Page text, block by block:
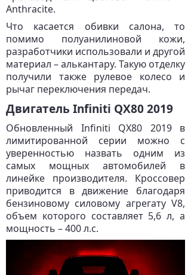
Anthracite.
Что касается обивки салона, то
помимо полуанилиновой кожи,
разработчики использовали и другой
материал – алькантару. Такую отделку
получили также рулевое колесо и
рычаг переключения передач.
Двигатель Infiniti QX80 2019
Обновленный Infiniti QX80 2019 в
лимитированной серии можно с
уверенностью назвать одним из
самых мощных автомобилей в
линейке производителя. Кроссовер
приводится в движение благодаря
бензиновому силовому агрегату V8,
объем которого составляет 5,6 л, а
мощность – 400 л.с.